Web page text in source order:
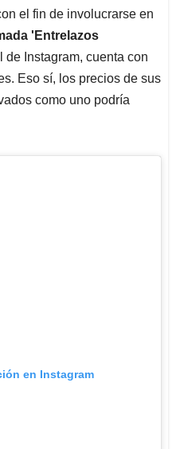
el fin de involucrarse en
'Entrelazos
de Instagram, cuenta con
Eso sí, los precios de sus
como uno podría
en Instagram